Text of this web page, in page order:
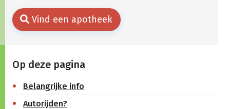
Vind een apotheek
Op deze pagina
Belangrijke info
Autorijden?